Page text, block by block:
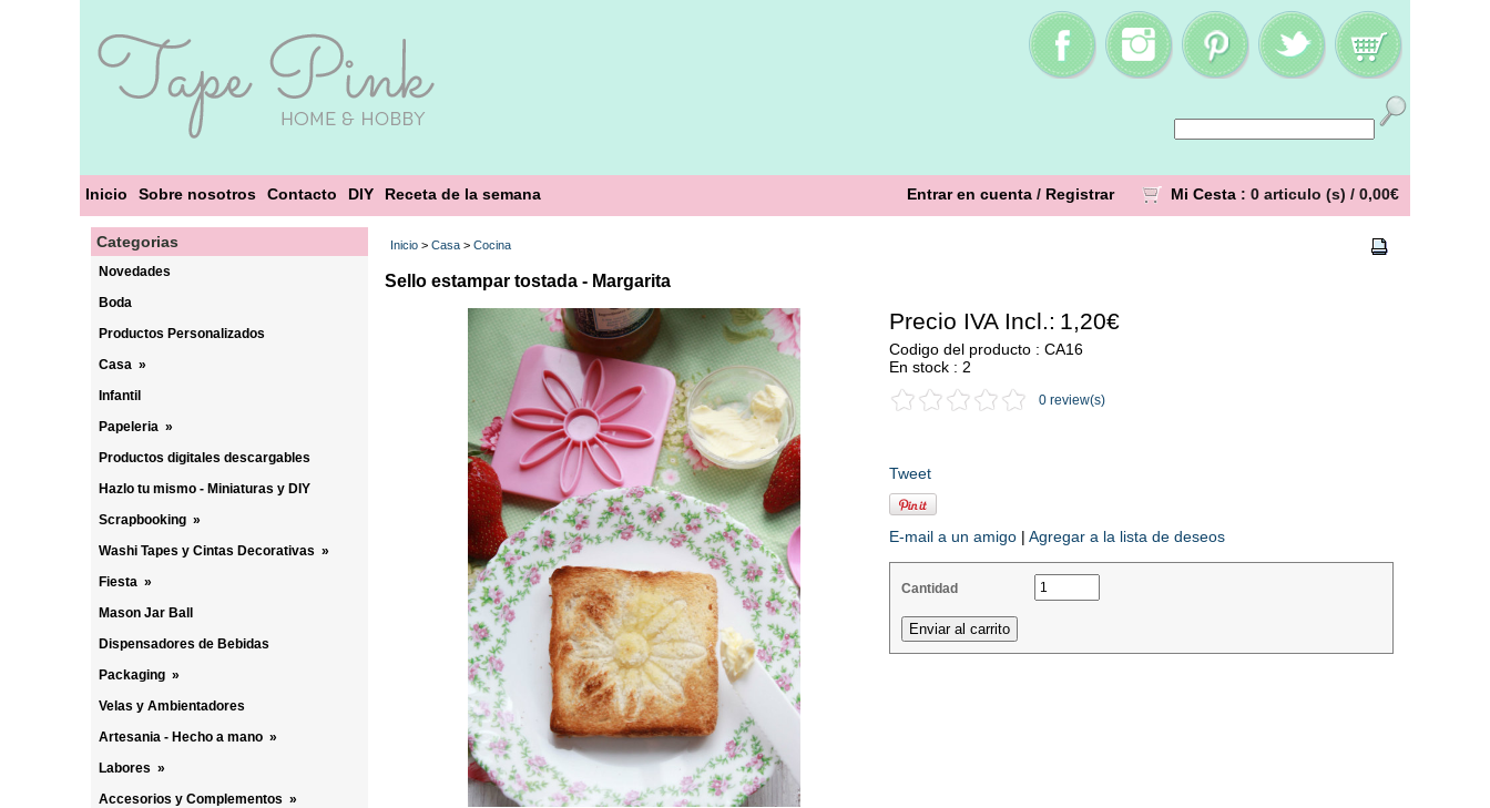
Inicio Sobre nosotros Contacto DIY Receta de la semana Entrar en cuenta / Registrar Mi Cesta : 0 articulo (s) / 0,00€
Categorias
Novedades
Boda
Productos Personalizados
Casa »
Infantil
Papeleria »
Productos digitales descargables
Hazlo tu mismo - Miniaturas y DIY
Scrapbooking »
Washi Tapes y Cintas Decorativas »
Fiesta »
Mason Jar Ball
Dispensadores de Bebidas
Packaging »
Velas y Ambientadores
Artesania - Hecho a mano »
Labores »
Accesorios y Complementos »
Inicio > Casa > Cocina
Sello estampar tostada - Margarita
Precio IVA Incl.: 1,20€
Codigo del producto : CA16
En stock : 2
0 review(s)
Tweet
E-mail a un amigo | Agregar a la lista de deseos
Cantidad